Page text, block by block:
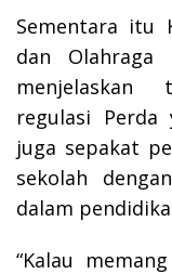
Sementara itu
dan
menjelaskan
regulasi
juga sepakat
sekolah
dalam
“Kalau